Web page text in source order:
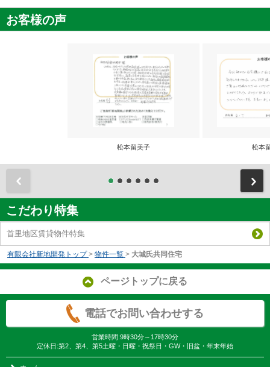
お客様の声
松本留美子 松本
こだわり特集
首里地区賃貸物件特集
有限会社新地開発トップ > 物件一覧 > 大城氏共同住宅
ページトップに戻る
電話でお問い合わせする
営業時間:9時30分～17時30分
定休日:第2、第4、第5土曜・日曜・祝祭日・GW・旧盆・年末年始